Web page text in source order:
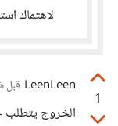
لاهتماك
1
LeenLeen قبل
الخروج يتطلب